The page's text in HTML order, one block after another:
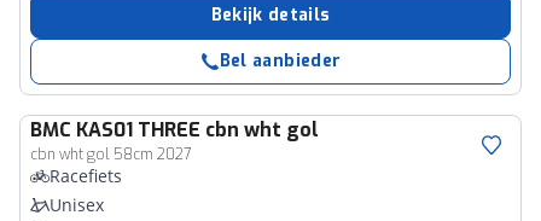
Bekijk details
Bel aanbieder
BMC KAS01 THREE cbn wht gol
cbn wht gol 58cm 2027
Racefiets
Unisex